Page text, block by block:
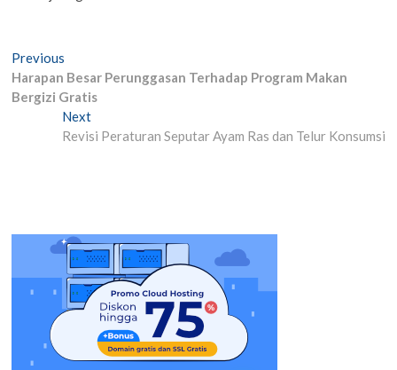
Post
navigation
Previous
post:
Harapan Besar Perunggasan Terhadap Program Makan
Bergizi Gratis
NextNext
post:
Revisi Peraturan Seputar Ayam Ras dan Telur Konsumsi